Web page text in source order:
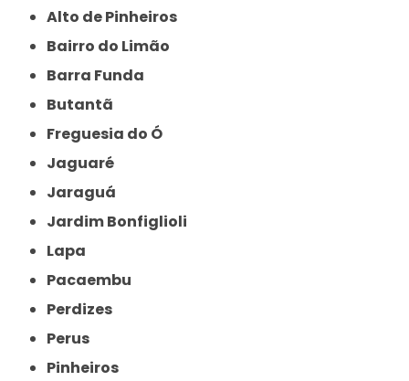
Alto de Pinheiros
Bairro do Limão
Barra Funda
Butantã
Freguesia do Ó
Jaguaré
Jaraguá
Jardim Bonfiglioli
Lapa
Pacaembu
Perdizes
Perus
Pinheiros